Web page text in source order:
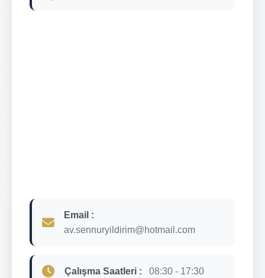
Email :
av.sennuryildirim@hotmail.com
Çalışma Saatleri : 08:30 - 17:30